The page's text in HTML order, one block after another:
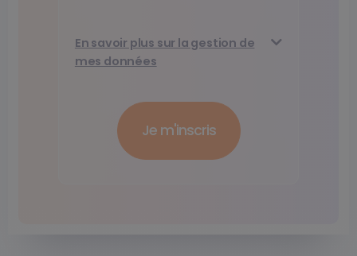
En savoir plus sur la gestion de
mes données